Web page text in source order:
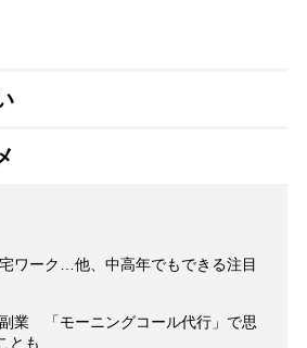
宅ワーク…他、中高年でもできる注目
業 「モーニングコール代行」で思
とも